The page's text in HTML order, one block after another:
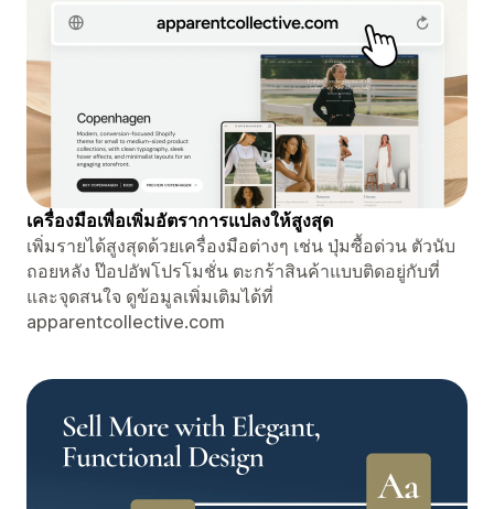
เครื่องมือเพื่อเพิ่มอัตราการแปลงให้สูงสุด
เพิ่มรายได้สูงสุดด้วยเครื่องมือต่างๆ เช่น ปุ่มซื้อด่วน ตัวนับ
ถอยหลัง ป๊อปอัพโปรโมชั่น ตะกร้าสินค้าแบบติดอยู่กับที่
และจุดสนใจ ดูข้อมูลเพิ่มเติมได้ที่
apparentcollective.com